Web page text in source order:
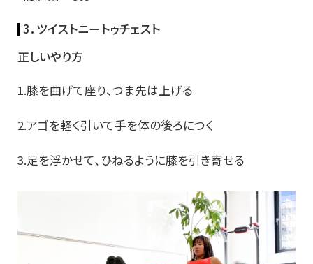
3．ツイストニートゥチェスト
正しいやり方
1.膝を曲げて座り、つま先は上げる
2.アゴを軽く引いて手を体の後ろにつく
3.足を浮かせて、ひねるように膝を引き寄せる